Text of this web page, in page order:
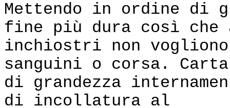
Mettendo in ordine di
fine più dura così che
inchiostri non vogliono
sanguini o corsa.
di grandezza
di incollatura al